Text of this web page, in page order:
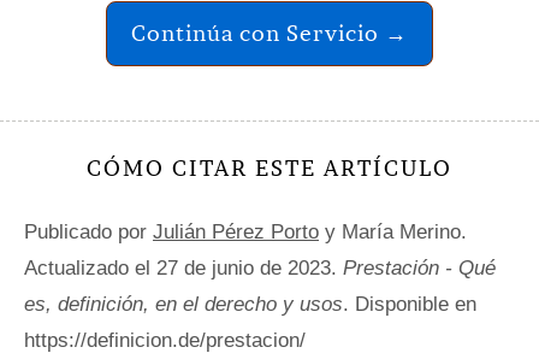
Continúa con Servicio →
CÓMO CITAR ESTE ARTÍCULO
Publicado por Julián Pérez Porto y María Merino.
Actualizado el 27 de junio de 2023. Prestación - Qué
es, definición, en el derecho y usos. Disponible en
https://definicion.de/prestacion/